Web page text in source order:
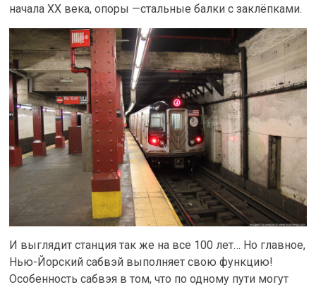
начала XX века, опоры —стальные балки с заклёпками.
И выглядит станция так же на все 100 лет… Но главное,
Нью-Йорский сабвэй выполняет свою функцию!
Особенность сабвэя в том, что по одному пути могут